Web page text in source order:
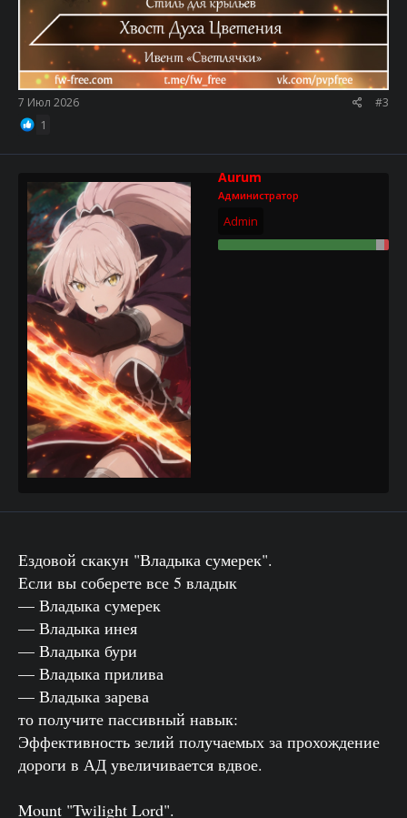
7 Июл 2026 #3
1
Aurum
Администратор
Admin
Ездовой скакун "Владыка сумерек".
Если вы соберете все 5 владык
— Владыка сумерек
— Владыка инея
— Владыка бури
— Владыка прилива
— Владыка зарева
то получите пассивный навык:
Эффективность зелий получаемых за прохождение
дороги в АД увеличивается вдвое.
Mount "Twilight Lord".